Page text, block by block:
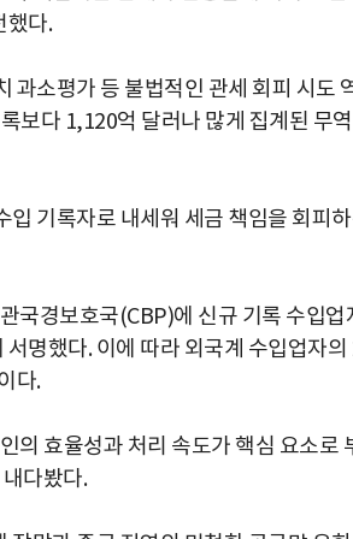
했다.
과소평가 등 불법적인 관세 회피 시도
보다 1,120억 달러나 많게 집계된 무
입 기록자로 내세워 세금 책임을 회피
국경보호국(CBP)에 신규 기록 수입
명했다. 이에 따라 외국계 수입업자
다.
의 효율성과 처리 속도가 핵심 요소
다봤다.